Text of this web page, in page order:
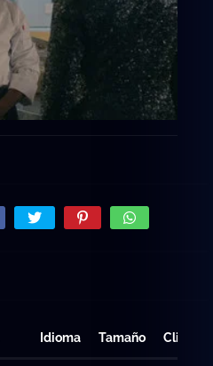
Idioma Tamaño Clicks